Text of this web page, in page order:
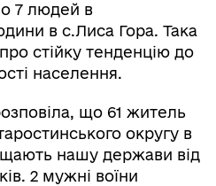
7 людей в
в с.Лиса Гора. Така
стійку тенденцію до
населення.
що 61 житель
округу в
нашу держави від
2 мужні воїни